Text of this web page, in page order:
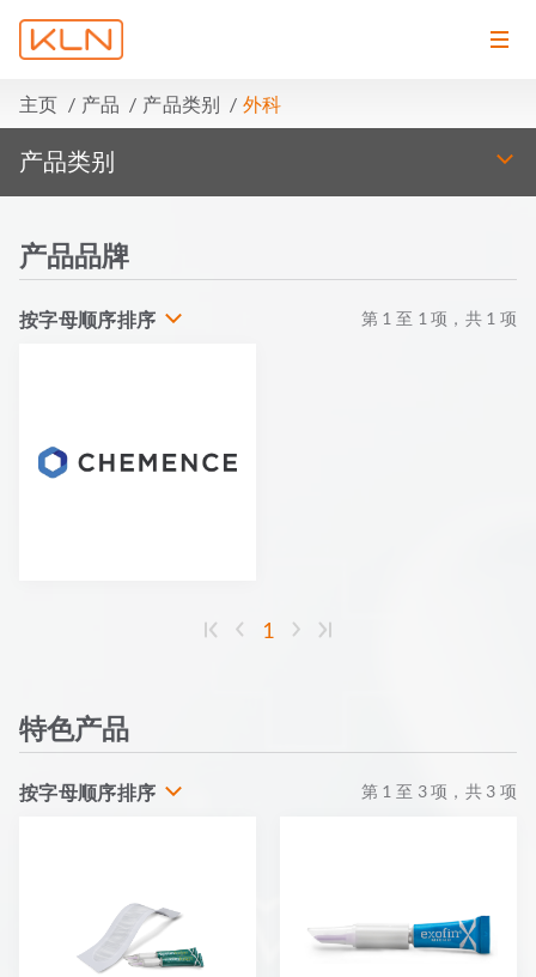
主页 产品 产品类别 外科
产品类别
产品品牌
按字母顺序排序 第 1 至 1 项，共 1 项
1
特色产品
按字母顺序排序 第 1 至 3项，共 3 项